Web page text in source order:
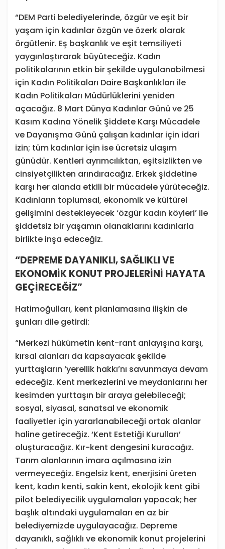
“DEM Parti belediyelerinde, özgür ve eşit bir
yaşam için kadınlar özgün ve özerk olarak
örgütlenir. Eş başkanlık ve eşit temsiliyeti
yaygınlaştırarak büyüteceğiz. Kadın
politikalarının etkin bir şekilde uygulanabilmesi
için Kadın Politikaları Daire Başkanlıkları ile
Kadın Politikaları Müdürlüklerini yeniden
açacağız. 8 Mart Dünya Kadınlar Günü ve 25
Kasım Kadına Yönelik Şiddete Karşı Mücadele
ve Dayanışma Günü çalışan kadınlar için idari
izin; tüm kadınlar için ise ücretsiz ulaşım
günüdür. Kentleri ayrımcılıktan, eşitsizlikten ve
cinsiyetçilikten arındıracağız. Erkek şiddetine
karşı her alanda etkili bir mücadele yürüteceğiz.
Kadınların toplumsal, ekonomik ve kültürel
gelişimini destekleyecek ‘özgür kadın köyleri’ ile
şiddetsiz bir yaşamın olanaklarını kadınlarla
birlikte inşa edeceğiz.
“DEPREME DAYANIKLI, SAĞLIKLI VE
EKONOMİK KONUT PROJELERİNİ HAYATA
GEÇİRECEĞİZ”
Hatimoğulları, kent planlamasına ilişkin de
şunları dile getirdi:
“Merkezi hükümetin kent-rant anlayışına karşı,
kırsal alanları da kapsayacak şekilde
yurttaşların ‘yerellik hakkı’nı savunmaya devam
edeceğiz. Kent merkezlerini ve meydanlarını her
kesimden yurttaşın bir araya gelebileceği;
sosyal, siyasal, sanatsal ve ekonomik
faaliyetler için yararlanabileceği ortak alanlar
haline getireceğiz. ‘Kent Estetiği Kurulları’
oluşturacağız. Kır-kent dengesini kuracağız.
Tarım alanlarının imara açılmasına izin
vermeyeceğiz. Engelsiz kent, enerjisini üreten
kent, kadın kenti, sakin kent, ekolojik kent gibi
pilot belediyecilik uygulamaları yapacak; her
başlık altındaki uygulamaları en az bir
belediyemizde uygulayacağız. Depreme
dayanıklı, sağlıklı ve ekonomik konut projelerini